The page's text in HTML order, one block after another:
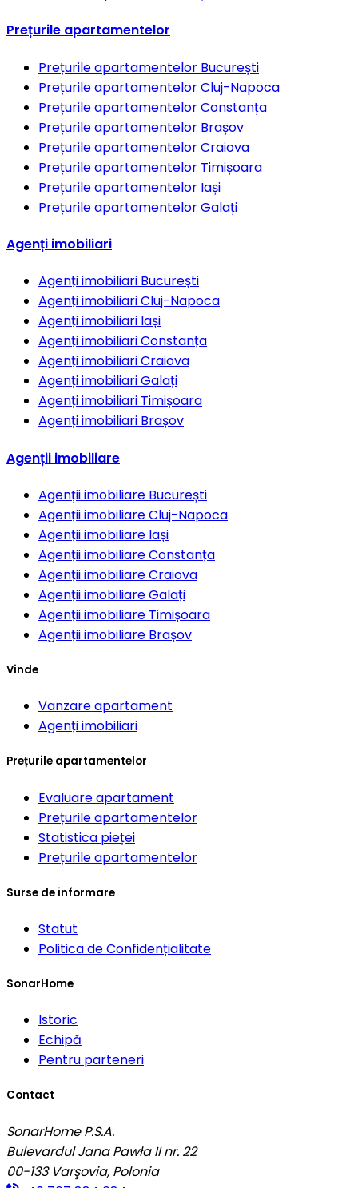
Prețurile apartamentelor
Prețurile apartamentelor București
Prețurile apartamentelorCluj-Napoca
Prețurile apartamentelorConstanța
Prețurile apartamentelor Brașov
Prețurile apartamentelorCraiova
Prețurile apartamentelor Timișoara
Prețurile apartamentelor Iași
Prețurile apartamentelorGalați
Agenți imobiliari
Agenți imobiliari București
Agenți imobiliariCluj-Napoca
Agenți imobiliari Iași
Agenți imobiliariConstanța
Agenți imobiliariCraiova
Agenți imobiliariGalați
Agenți imobiliari Timișoara
Agenți imobiliari Brașov
Agenții imobiliare
Agenții imobiliare București
Agenții imobiliareCluj-Napoca
Agenții imobiliare Iași
Agenții imobiliareConstanța
Agenții imobiliareCraiova
Agenții imobiliareGalați
Agenții imobiliare Timișoara
Agenții imobiliare Brașov
Vinde
Vanzare apartament
Agenți imobiliari
Prețurile apartamentelor
Evaluare apartament
Prețurile apartamentelor
Statistica pieței
Prețurile apartamentelor
Surse de informare
Statut
Politica de Confidențialitate
SonarHome
Istoric
Echipă
Pentru parteneri
Contact
SonarHome P.S.A.
Bulevardul Jana Pawła II nr. 22
00-133 Varşovia, Polonia